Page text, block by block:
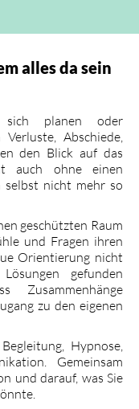
alles da sein
sich planen oder
Abschiede,
den Blick auf das
auch ohne einen
selbst nicht mehr so
geschützten Raum
und Fragen ihren
Orientierung nicht
gefunden
Zusammenhänge
zu den eigenen
Hypnose,
Gemeinsam
und darauf, was Sie